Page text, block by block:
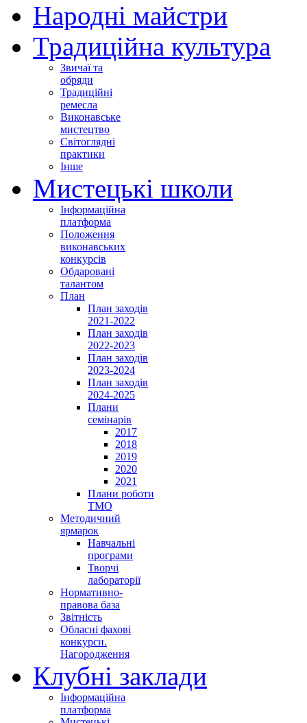
Народні майстри
Традиційна культура
Звичаї та
обряди
Традиційні
ремесла
Виконавське
мистецтво
Світоглядні
практики
Інше
Мистецькі школи
Інформаційна
платформа
Положення
виконавських
конкурсів
Обдаровані
талантом
План
План заходів
2021-2022
План заходів
2022-2023
План заходів
2023-2024
План заходів
2024-2025
Плани
семінарів
2017
2018
2019
2020
2021
Плани роботи
ТМО
Методичний
ярмарок
Навчальні
програми
Творчі
лабораторії
Нормативно-
правова база
Звітність
Обласні фахові
конкурси.
Нагородження
Клубні заклади
Інформаційна
платформа